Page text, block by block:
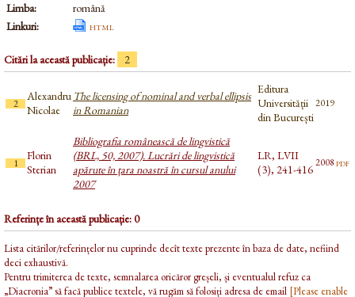
Limba:
română
Linkuri:
html
Citări la această publicație: 2
2
Alexandru
Nicolae
The licensing of nominal and verbal ellipsis
in Romanian
Editura
Universității
din București
2019
1
Florin
Sterian
Bibliografia românească de lingvistică
(BRL, 50, 2007). Lucrări de lingvistică
apărute în țara noastră în cursul anului
2007
LR, LVII
(3), 241-4162008pdf
Referințe în această publicație: 0
Lista citărilor/referințelor nu cuprinde decît texte prezente în baza de date, nefiind
deci exhaustivă.
Pentru trimiterea de texte, semnalarea oricăror greșeli, și eventualul refuz ca
„Diacronia” să facă publice textele, vă rugăm să folosiți adresa de email [Please enable